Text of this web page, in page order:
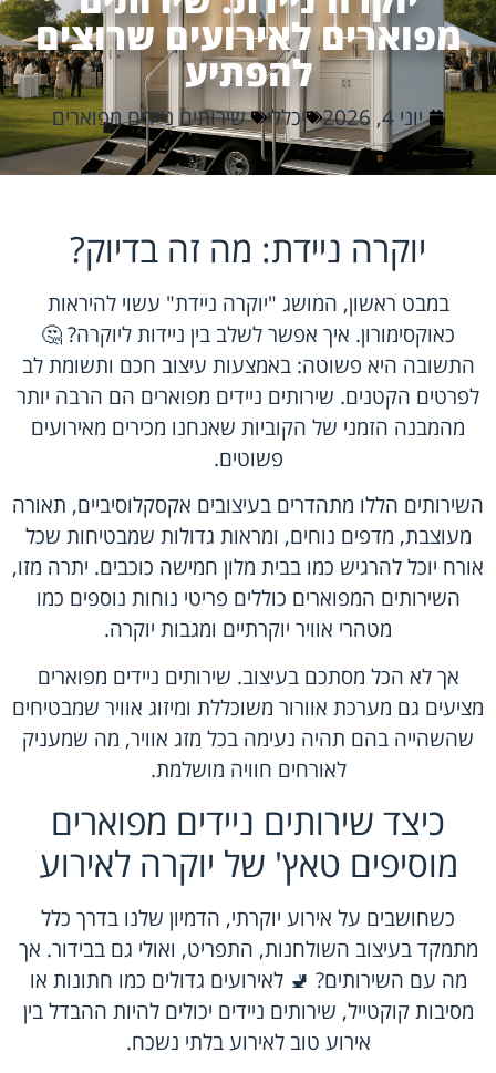
מפוארים לאירועים שרוצים
להפתיע
יוני 4, 2026 כללי שירותים ניידים מפוארים
יוקרה ניידת: מה זה בדיוק?
במבט ראשון, המושג "יוקרה ניידת" עשוי להיראות
כאוקסימורון. איך אפשר לשלב בין ניידות ליוקרה? 🤔
התשובה היא פשוטה: באמצעות עיצוב חכם ותשומת לב
לפרטים הקטנים. שירותים ניידים מפוארים הם הרבה יותר
מהמבנה הזמני של הקוביות שאנחנו מכירים מאירועים
פשוטים.
השירותים הללו מתהדרים בעיצובים אקסקלוסיביים, תאורה
מעוצבת, מדפים נוחים, ומראות גדולות שמבטיחות שכל
אורח יוכל להרגיש כמו בבית מלון חמישה כוכבים. יתרה מזו,
השירותים המפוארים כוללים פריטי נוחות נוספים כמו
מטהרי אוויר יוקרתיים ומגבות יוקרה.
אך לא הכל מסתכם בעיצוב. שירותים ניידים מפוארים
מציעים גם מערכת אוורור משוכללת ומיזוג אוויר שמבטיחים
שהשהייה בהם תהיה נעימה בכל מזג אוויר, מה שמעניק
לאורחים חוויה מושלמת.
כיצד שירותים ניידים מפוארים
מוסיפים טאץ' של יוקרה לאירוע
כשחושבים על אירוע יוקרתי, הדמיון שלנו בדרך כלל
מתמקד בעיצוב השולחנות, התפריט, ואולי גם בבידור. אך
מה עם השירותים? 🚽 לאירועים גדולים כמו חתונות או
מסיבות קוקטייל, שירותים ניידים יכולים להיות ההבדל בין
אירוע טוב לאירוע בלתי נשכח.